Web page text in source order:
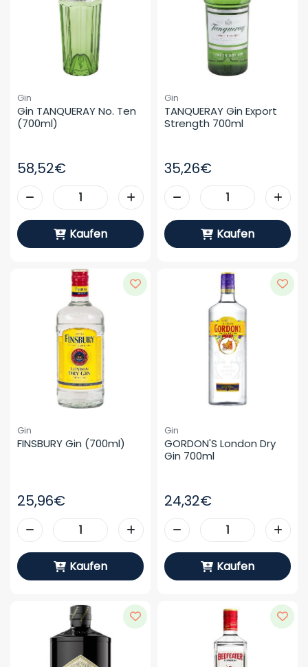
Gin
Gin TANQUERAY No. Ten
(700ml)
58,52€
Kaufen
Gin
TANQUERAY Gin Export
Strength 700ml
35,26€
Kaufen
Gin
FINSBURY Gin (700ml)
25,96€
Kaufen
Gin
GORDON'S London Dry
Gin 700ml
24,32€
Kaufen